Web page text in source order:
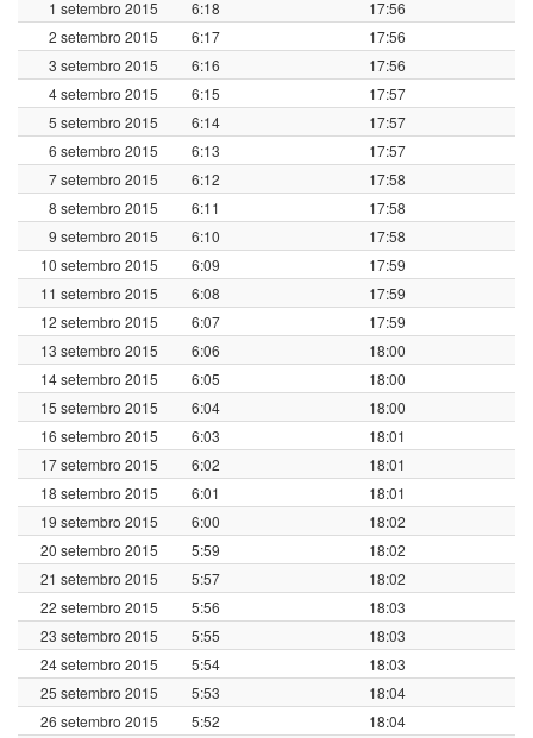
1 setembro 2015 6:18
17:56
2 setembro 2015
6:17
17:56
3 setembro 2015
6:16
17:56
4 setembro 2015
6:15
17:57
5 setembro 2015
6:14
17:57
6 setembro 2015
6:13
17:57
7 setembro 2015
6:12
17:58
8 setembro 2015
6:11
17:58
9 setembro 2015
6:10
17:58
10 setembro 2015
6:09
17:59
11 setembro 2015
6:08
17:59
12 setembro 2015
6:07
17:59
13 setembro 2015
6:06
18:00
14 setembro 2015
6:05
18:00
15 setembro 2015
6:04
18:00
16 setembro 2015
6:03
18:01
17 setembro 2015
6:02
18:01
18 setembro 2015
6:01
18:01
19 setembro 2015
6:00
18:02
20 setembro 2015
5:59
18:02
21 setembro 2015
5:57
18:02
22 setembro 2015
5:56
18:03
23 setembro 2015
5:55
18:03
24 setembro 2015
5:54
18:03
25 setembro 2015
5:53
18:04
26 setembro 2015
5:52
18:04